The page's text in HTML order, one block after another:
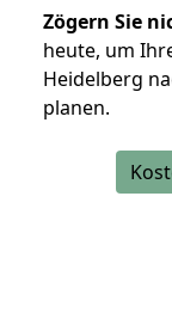
Zögern Sie
heute, um
Heidelberg
planen.